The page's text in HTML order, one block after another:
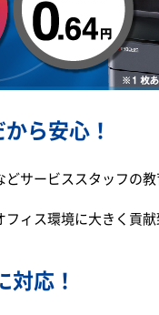
ら安心！
サービススタッフの
ィス環境に大きく貢献
対応！